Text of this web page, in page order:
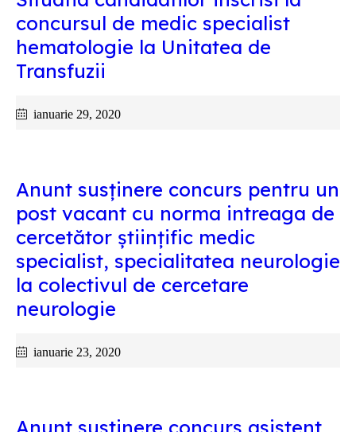
concursul de medic specialist
hematologie la Unitatea de
Transfuzii
ianuarie 29, 2020
Anunt susținere concurs pentru un
post vacant cu norma intreaga de
cercetător științific medic
specialist, specialitatea neurologie
la colectivul de cercetare
neurologie
ianuarie 23, 2020